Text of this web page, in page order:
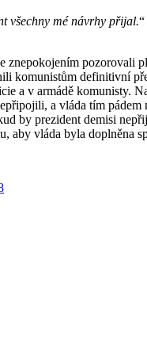
všechny mé návrhy přijal.
znepokojením
komunistům definitivní
a v armádě komunisty.
a vláda tím
by prezident demisi
aby vláda byla